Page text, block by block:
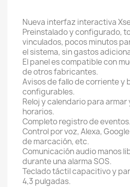
Nueva interfaz interactiva
Preinstalado y configurado,
vinculados, pocos minutos
el sistema, sin gastos
El panel es compatible con
de otros fabricantes.
Avisos de fallo de corriente y
configurables.
Reloj y calendario para
horarios.
Completo registro de eventos.
Control por voz, Alexa,
de marcación, etc.
Comunicación audio manos
durante una alarma SOS.
Teclado táctil capacitivo y
4,3 pulgadas.